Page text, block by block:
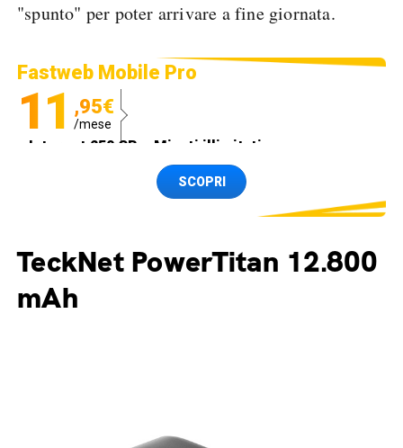
"spunto" per poter arrivare a fine giornata.
Fastweb Mobile Pro
11 ,95€
/mese
Internet 250 GB e Minuti illimitati
Spedizione SIM GRATISSCOPRI
TeckNet PowerTitan 12.800
mAh